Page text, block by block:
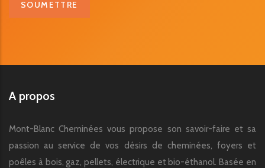
A propos
Mont-Blanc Cheminées vous propose son savoir-faire et sa
passion au service de vos désirs de cheminées, foyers et
poêles à bois, gaz, pellets, électrique et bio-éthanol. Basée en